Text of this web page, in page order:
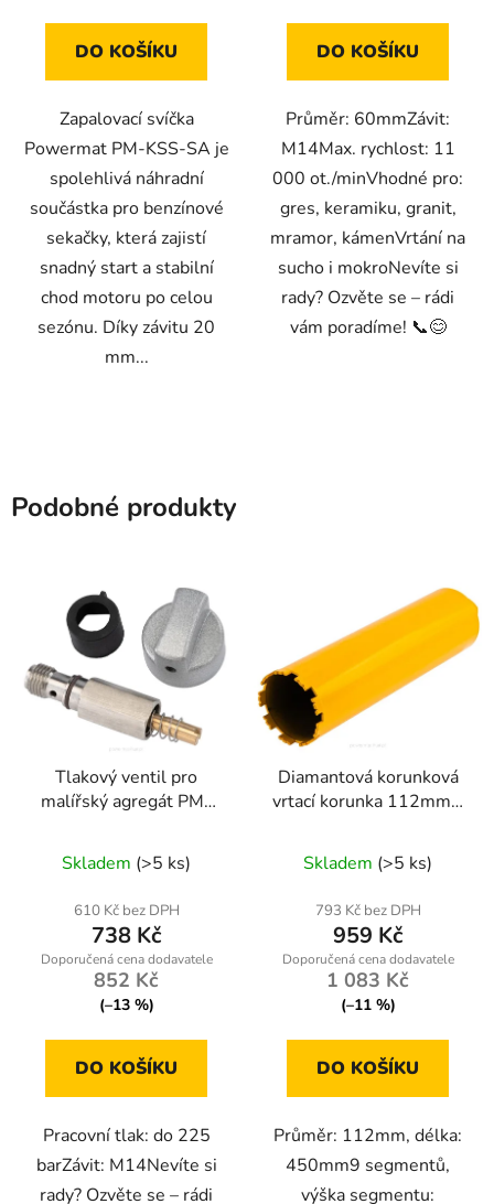
DO KOŠÍKU
Zapalovací svíčka
Powermat PM-KSS-SA je
spolehlivá náhradní
součástka pro benzínové
sekačky, která zajistí
snadný start a stabilní
chod motoru po celou
sezónu. Díky závitu 20
mm...
DO KOŠÍKU
Průměr: 60mmZávit:
M14Max. rychlost: 11
000 ot./minVhodné pro:
gres, keramiku, granit,
mramor, kámenVrtání na
sucho i mokroNevíte si
rady? Ozvěte se – rádi
vám poradíme! 📞😊
Podobné produkty
Tlakový ventil pro
malířský agregát PM-
Skladem (>5 ks)
610 Kč bez DPH
738 Kč
852 Kč
(–13 %)
DO KOŠÍKU
Pracovní tlak: do 225
barZávit: M14Nevíte si
rady? Ozvěte se – rádi
Diamantová korunková
vrtací korunka 112mm x
mokro
Skladem (>5 ks)
793 Kč bez DPH
959 Kč
1 083 Kč
(–11 %)
DO KOŠÍKU
Průměr: 112mm, délka:
450mm9 segmentů,
výška segmentu: